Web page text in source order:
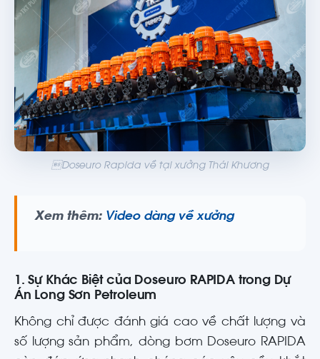
Doseuro Rapida về tại xưởng Thái Khương
Xem thêm: Video dàng về xưởng
1. Sự Khác Biệt của Doseuro RAPIDA trong Dự
Án Long Sơn Petroleum
Không chỉ được đánh giá cao về chất lượng và
số lượng sản phẩm, dòng bơm Doseuro RAPIDA